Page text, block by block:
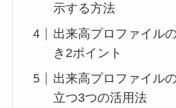
示する方法
出来高プロファイル
き2ポイント
出来高プロファイル
立つ3つの活用法